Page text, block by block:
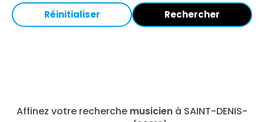
Réinitialiser Rechercher
Affinez votre recherche musicien à SAINT-DENIS-